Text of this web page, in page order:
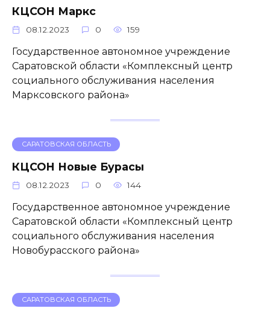
КЦСОН Маркс
08.12.2023 0 159
Государственное автономное учреждение
Саратовской области «Комплексный центр
социального обслуживания населения
Марксовского района»
САРАТОВСКАЯ ОБЛАСТЬ
КЦСОН Новые Бурасы
08.12.2023 0 144
Государственное автономное учреждение
Саратовской области «Комплексный центр
социального обслуживания населения
Новобурасского района»
САРАТОВСКАЯ ОБЛАСТЬ